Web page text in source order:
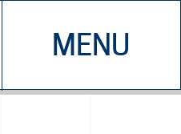
MENU
CHI SIAMO